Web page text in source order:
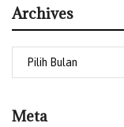
Archives
Meta